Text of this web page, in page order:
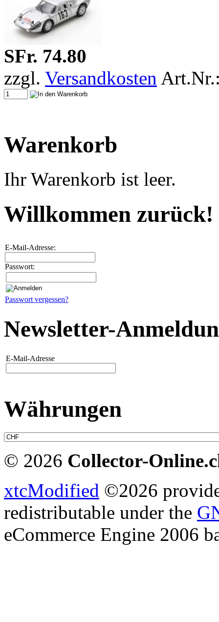
SFr. 74.80
zzgl. Versandkosten
Warenkorb
Ihr Warenkorb ist leer.
Willkommen zurück!
E-Mail-Adresse:
Passwort:
Passwort vergessen?
Newsletter-
E-Mail-Adresse
Währungen
© 2026 Collector-
xtcModified ©2026
redistributable under the
eCommerce Engine 2006